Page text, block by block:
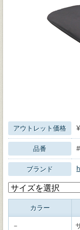
アウトレット価格
品番
ブランド
カラー
－